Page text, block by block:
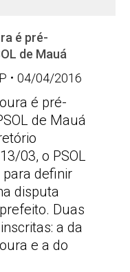
é pré-
de Mauá
04/04/2016
é pré-
de Mauá
03, o PSOL
definir
disputa
Duas
a da
e a do